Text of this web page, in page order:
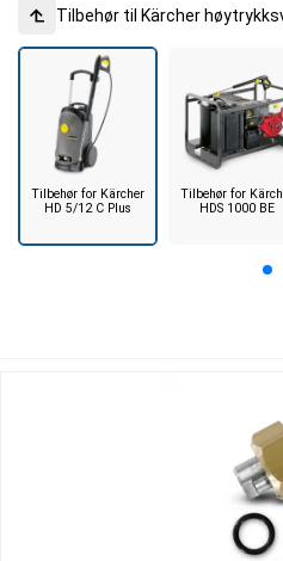
Tilbehør til Kärcher
Tilbehør for Kärcher
HD 5/12 C Plus
Tilbehør for
HDS 1000 BE